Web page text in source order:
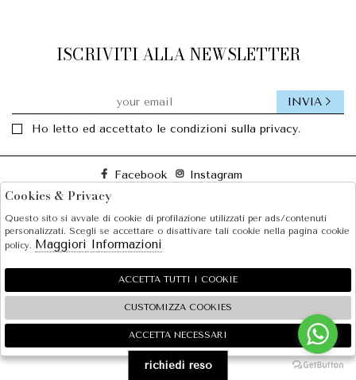
ISCRIVITI ALLA NEWSLETTER
Ho letto ed accettato le condizioni sulla privacy.
INVIA
Facebook Instagram
SOLE S.R.L.
SHOPPING
EXTRA
2026 SOLE S.R.L. - P.iva : 07456781215 Powered byAteliersocietàgruppo Zucchetti
🍪
richiedi reso
Cookies & Privacy
Questo sito si avvale di cookie di profilazione utilizzati per ads/contenuti
personalizzati. Scegli se accettare o disattivare tali cookie nella pagina cookie
policy. Maggiori Informazioni
ACCETTA TUTTI I COOKIE
CUSTOMIZZA COOKIES
ACCETTA NECESSARI